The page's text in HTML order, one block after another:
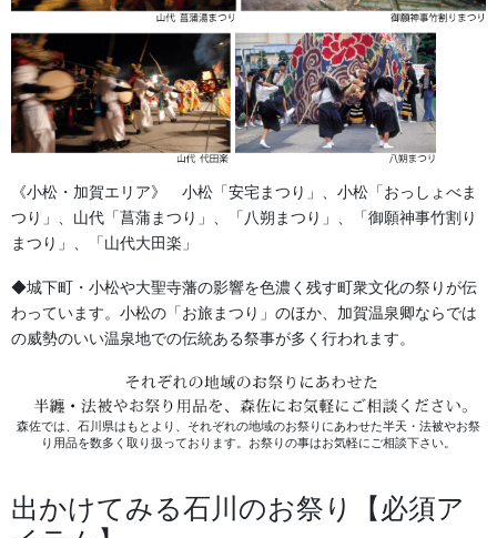
生地見本の一例です。和柄の生地見本をご用意しております。
《小松・加賀エリア》 小松「安宅まつり」、小松「おっしょべま
つり」、山代「菖蒲まつり」、「八朔まつり」、「御願神事竹割り
まつり」、「山代大田楽」
◆城下町・小松や大聖寺藩の影響を色濃く残す町衆文化の祭りが伝
わっています。小松の「お旅まつり」のほか、加賀温泉卿ならでは
の威勢のいい温泉地での伝統ある祭事が多く行われます。
森佐では、石川県はもとより、それぞれの地域のお祭りにあわせた半天・法被やお祭
り用品を数多く取り扱っております。お祭りの事はお気軽にご相談下さい。
出かけてみる石川のお祭り【必須ア